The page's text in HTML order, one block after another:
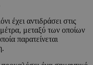
έχει αντιδράσει στις
μεταξύ των οποίων
παρατείνεται